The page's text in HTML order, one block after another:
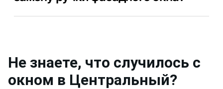
Не знаете, что случилось с
окном в Центральный?